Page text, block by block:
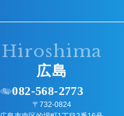
Hiroshima
広島
082-568-2773
〒732-0824